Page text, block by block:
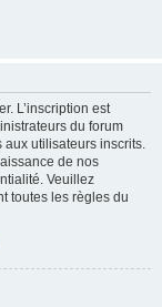
L’inscription est
du forum
utilisateurs inscrits.
de nos
Veuillez
toutes les règles du